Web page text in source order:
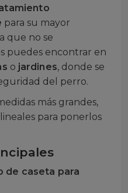
para su mayor
que no se
puedes encontrar en
o jardines, donde se
del perro.
más grandes,
para ponerlos
de caseta para